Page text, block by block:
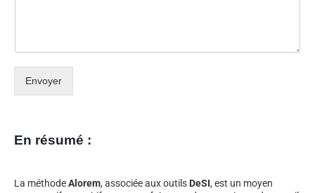
Envoyer
En résumé :
La méthodeAlorem, associée aux outils DeSI, est un moyen